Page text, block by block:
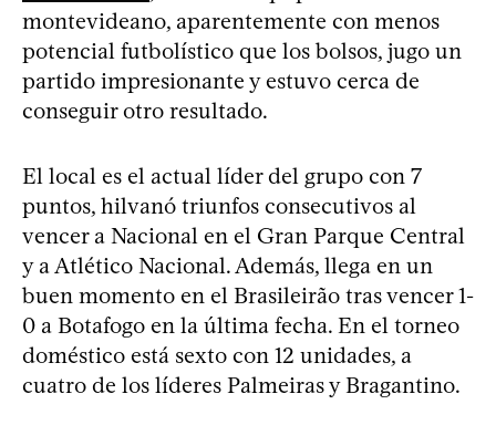
montevideano, aparentemente con menos
potencial futbolístico que los bolsos, jugo un
partido impresionante y estuvo cerca de
conseguir otro resultado.
El local es el actual líder del grupo con 7
puntos, hilvanó triunfos consecutivos al
vencer a Nacional en el Gran Parque Central
y a Atlético Nacional. Además, llega en un
buen momento en el Brasileirão tras vencer 1-
0 a Botafogo en la última fecha. En el torneo
doméstico está sexto con 12 unidades, a
cuatro de los líderes Palmeiras y Bragantino.